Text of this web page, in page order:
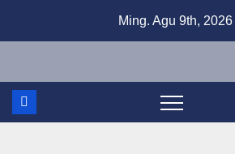
Ming. Agu 9th, 2026